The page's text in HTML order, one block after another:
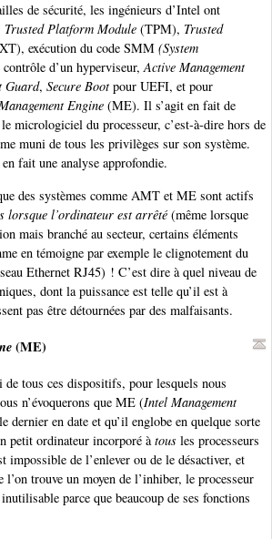
de sécurité, les ingénieurs d’Intel ont
Trusted Platform Module (TPM), Trusted
exécution du code SMM (System
contrôle d’un hyperviseur,Active Management
Guard, Secure Bootpour UEFI, et pour
Engine (ME). Il s’agit en fait de
micrologiciel du processeur, c’est-à-dire hors de
muni de tous les privilèges sur son système.
fait une analyse approfondie.
des systèmes comme AMT et ME sont actifs
lorsque l’ordinateur est arrêté(même lorsque
mais branché au secteur, certains éléments
en témoigne par exemple le clignotement du
Ethernet RJ45) ! C’est dire à quel niveau de
dont la puissance est telle qu’il est à
pas être détournées par des malfaisants.
(ME)
tous ces dispositifs, pour lesquels nous
n’évoquerons que ME (Intel Management
dernier en date et qu’il englobe en quelque sorte
petit ordinateur incorporé àtous les processeurs
de l’enlever ou de le désactiver, et
l’on trouve un moyen de l’inhiber, le processeur
parce que beaucoup de ses fonctions